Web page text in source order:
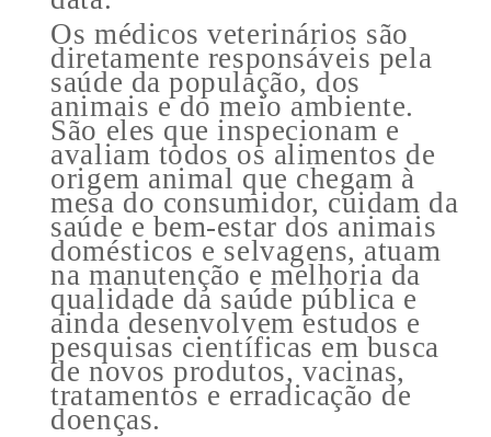
Os médicos veterinários são
diretamente responsáveis pela
saúde da população, dos
animais e do meio ambiente.
São eles que inspecionam e
avaliam todos os alimentos de
origem animal que chegam à
mesa do consumidor, cuidam da
saúde e bem-estar dos animais
domésticos e selvagens, atuam
na manutenção e melhoria da
qualidade da saúde pública e
ainda desenvolvem estudos e
pesquisas científicas em busca
de novos produtos, vacinas,
tratamentos e erradicação de
doenças.